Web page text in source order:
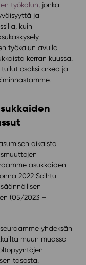
työkalun , jonka
ja
kuin
työkalun avulla
kerran kuussa.
osaksi arkea ja
aikaista
asukkaiden
2022 Soihtu
(05/2023 –
yhdeksän
muun muassa
tasosta.